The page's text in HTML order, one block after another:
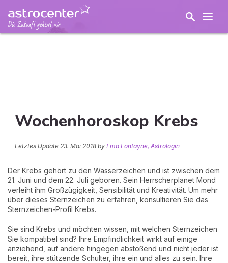
Wochenhoroskop Krebs
Letztes Update 23. Mai 2018 by Ema Fontayne, Astrologin
Der Krebs gehört zu den Wasserzeichen und ist zwischen dem
21. Juni und dem 22. Juli geboren. Sein Herrscherplanet Mond
verleiht ihm Großzügigkeit, Sensibilität und Kreativität. Um mehr
über dieses Sternzeichen zu erfahren, konsultieren Sie das
Sternzeichen-Profil Krebs.
Sie sind Krebs und möchten wissen, mit welchen Sternzeichen
Sie kompatibel sind? Ihre Empfindlichkeit wirkt auf einige
anziehend, auf andere hingegen abstoßend und nicht jeder ist
bereit, ihre stützende Schulter, ihre ein und alles zu sein. Ihre